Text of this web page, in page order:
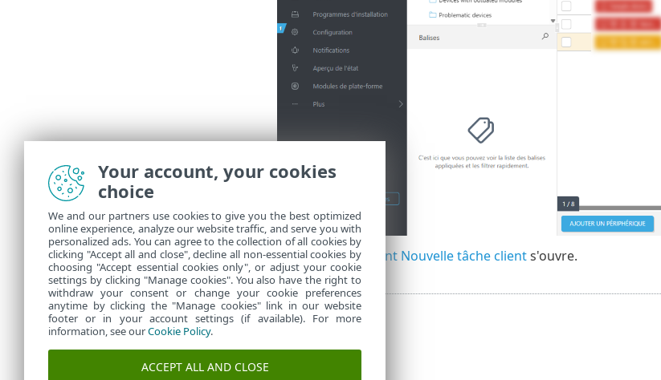
La fenêtreAssistant Nouvelle tâche clients'ouvre.
Your account, your cookies
choice
We and our partners use cookies to give you the best optimized
online experience, analyze our website traffic, and serve you with
personalized ads. You can agree to the collection of all cookies by
clicking "Accept all and close", decline all non-essential cookies by
choosing "Accept essential cookies only", or adjust your cookie
settings by clicking "Manage cookies". You also have the right to
withdraw your consent or change your cookie preferences
anytime by clicking the "Manage cookies" link in our website
footer or in your account settings (if available). For more
information, see ourCookie Policy.
ACCEPT ALL AND CLOSE